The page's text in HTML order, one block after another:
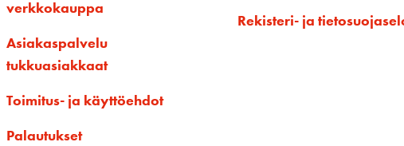
verkkokauppa
Asiakaspalvelu
tukkuasiakkaat
Toimitus- ja käyttöehdot
Palautukset
Rekisteri- ja